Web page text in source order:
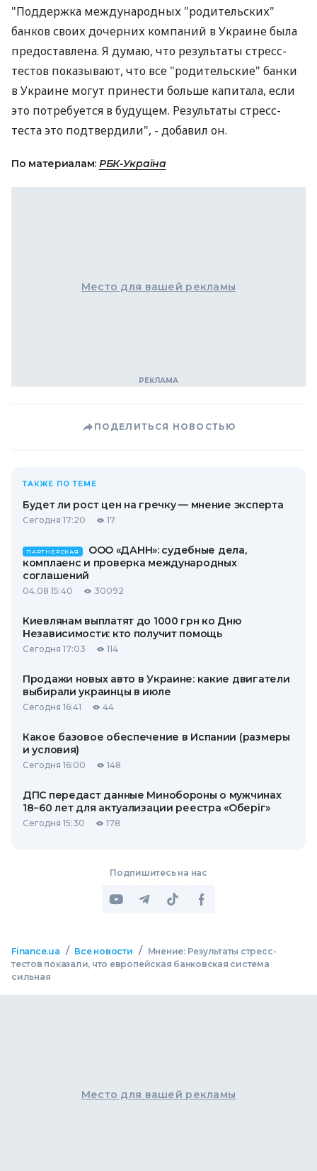
"Поддержка международных "родительских"
банков своих дочерних компаний в Украине была
предоставлена. Я думаю, что результаты стресс-
тестов показывают, что все "родительские" банки
в Украине могут принести больше капитала, если
это потребуется в будущем. Результаты стресс-
теста это подтвердили", - добавил он.
По материалам: РБК-Україна
Место для вашей рекламы
ПОДЕЛИТЬСЯ НОВОСТЬЮ
ТАКЖЕ ПО ТЕМЕ
Будет ли рост цен на гречку — мнение эксперта
Сегодня 17:20 17
ПАРТНЕРСКАЯ
ООО «ДАНН»: судебные дела,
комплаенс и проверка международных
соглашений
04.08 15:40 30092
Киевлянам выплатят до 1000 грн ко Дню
Независимости: кто получит помощь
Сегодня 17:03 114
Продажи новых авто в Украине: какие двигатели
выбирали украинцы в июле
Сегодня 16:41 44
Какое базовое обеспечение в Испании (размеры
и условия)
Сегодня 16:00 148
ДПС передаст данные Минобороны о мужчинах
18−60 лет для актуализации реестра «Оберіг»
Сегодня 15:30 178
Подпишитесь на нас
Finance.ua / Все новости /
Мнение: Результаты стресс-
тестов показали, что европейская банковская система
сильная
Место для вашей рекламы